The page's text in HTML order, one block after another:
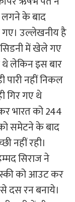
लगने के बाद
उल्लेखनीय है
में खेले गए
लेकिन इस बार
नहीं निकल
गिर गए थे
भारत को 244
समेटने के बाद
नहीं रही।
सिराज ने
को आउट कर
दस रन बनाये।